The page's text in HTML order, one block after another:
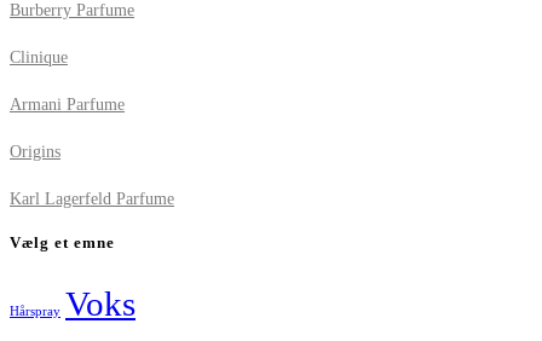
Burberry Parfume
Clinique
Armani Parfume
Origins
Karl Lagerfeld Parfume
Vælg et emne
Hårspray Voks